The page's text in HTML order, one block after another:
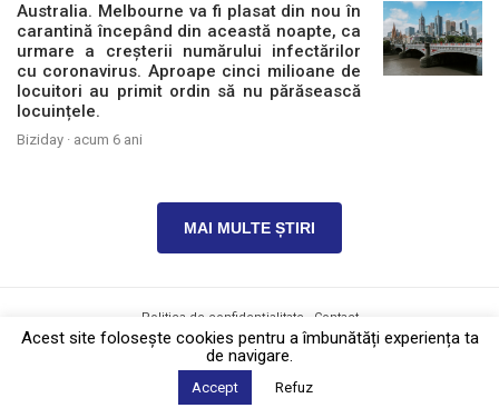
Australia. Melbourne va fi plasat din nou în
carantină începând din această noapte, ca
urmare a creșterii numărului infectărilor
cu coronavirus. Aproape cinci milioane de
locuitori au primit ordin să nu părăsească
locuințele.
Biziday · acum 6 ani
MAI MULTE ȘTIRI
Politica de confidențialitate
Contact
2026 © Biziday
Acest site foloseşte cookies pentru a îmbunătăți experiența ta
de navigare.
Accept Refuz